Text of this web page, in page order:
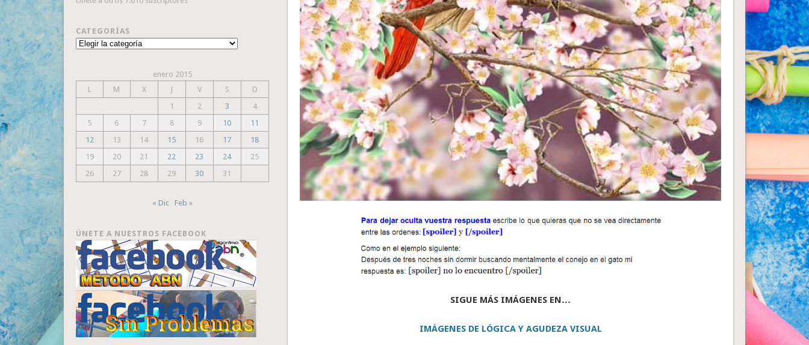
SIGUE MÁS IMÁGENES EN…
IMÁGENES DE LÓGICA Y AGUDEZA VISUAL
CATEGORÍAS
Categorías
enero 2015
L
M X J V S
D
1
2 3
4
5
6 7 8 9 10
11
12
13 14 15 16 17
18
19
20 21 22 23 24
25
26
27 28 29 30 31
« Dic Feb »
ÚNETE A NUESTROS FACEBOOK